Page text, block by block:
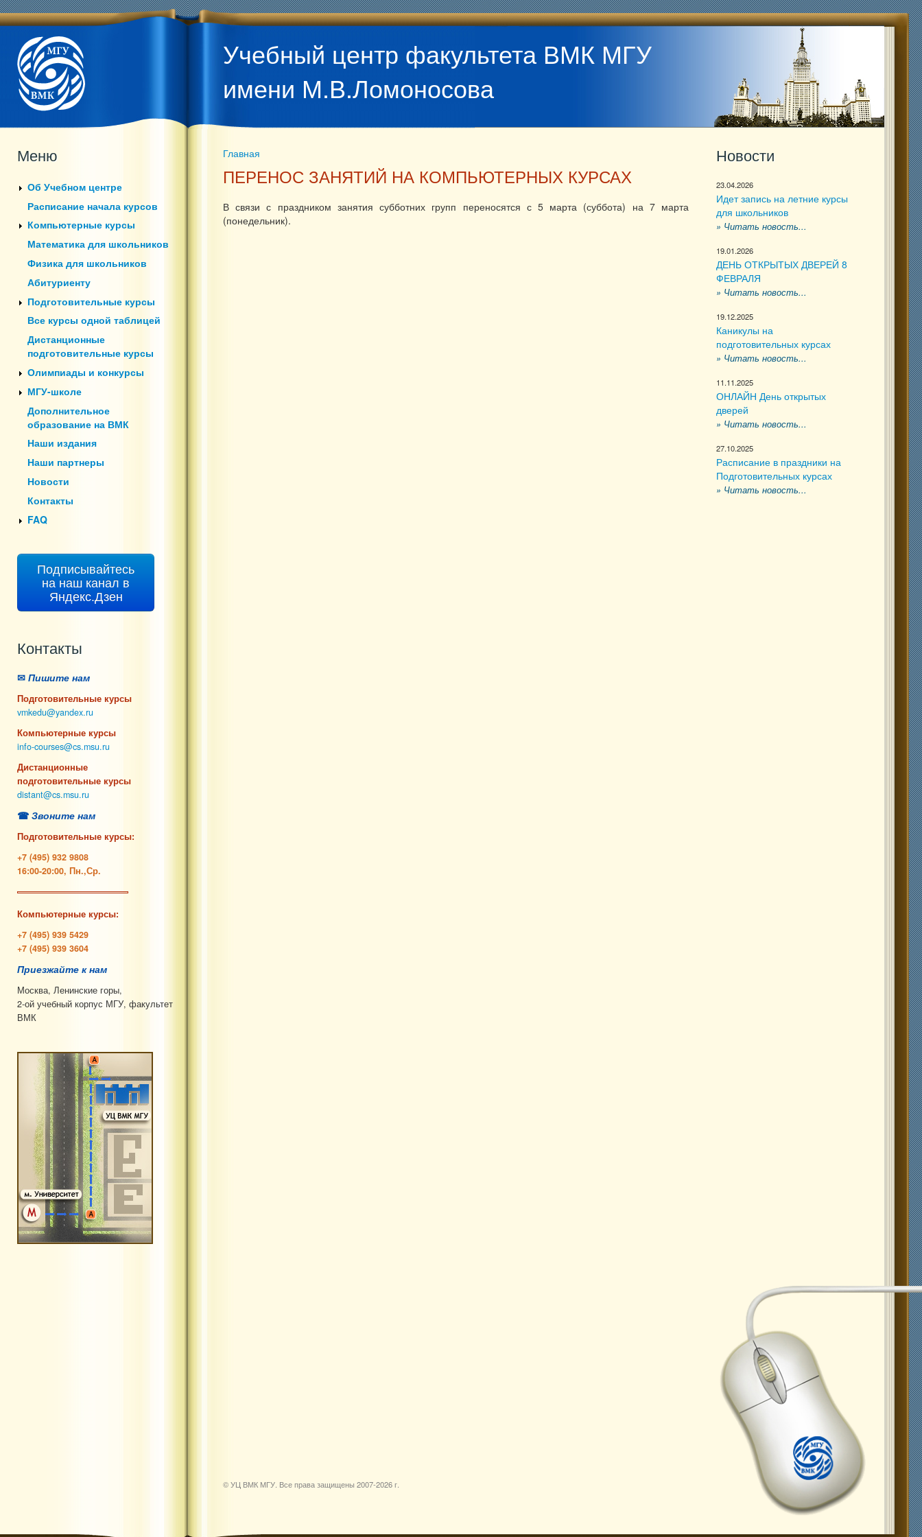
Учебный центр факультета ВМК МГУ
имени М.В.Ломоносова
Меню
Об Учебном центре
Расписание начала курсов
Компьютерные курсы
Математика для школьников
Физика для школьников
Абитуриенту
Подготовительные курсы
Все курсы одной таблицей
Дистанционные
подготовительные курсы
Олимпиады и конкурсы
МГУ-школе
Дополнительное
образование на ВМК
Наши издания
Наши партнеры
Новости
Контакты
FAQ
Подписывайтесь
на наш канал в
Яндекс.Дзен
Контакты
✉ Пишите нам
Подготовительные курсы
vmkedu@yandex.ru
Компьютерные курсы
info-courses@cs.msu.ru
Дистанционные
подготовительные курсы
distant@cs.msu.ru
☎ Звоните нам
Подготовительные курсы:
+7 (495) 932 9808
16:00-20:00, Пн.,Ср.
Компьютерные курсы:
+7 (495) 939 5429
+7 (495) 939 3604
Приезжайте к нам
Москва, Ленинские горы,
2-ой учебный корпус МГУ, факультет
ВМК
Новости
23.04.2026
Идет запись на летние курсы
для школьников
» Читать новость...
19.01.2026
ДЕНЬ ОТКРЫТЫХ ДВЕРЕЙ 8
ФЕВРАЛЯ
» Читать новость...
19.12.2025
Каникулы на
подготовительных курсах
» Читать новость...
11.11.2025
ОНЛАЙН День открытых
дверей
» Читать новость...
27.10.2025
Расписание в праздники на
Подготовительных курсах
» Читать новость...
Вы здесь
Главная
ПЕРЕНОС ЗАНЯТИЙ НА КОМПЬЮТЕРНЫХ КУРСАХ
В связи с праздником занятия субботних групп переносятся с 5 марта (суббота) на 7 марта
(понедельник).
© УЦ ВМК МГУ. Все права защищены 2007-2026 г.